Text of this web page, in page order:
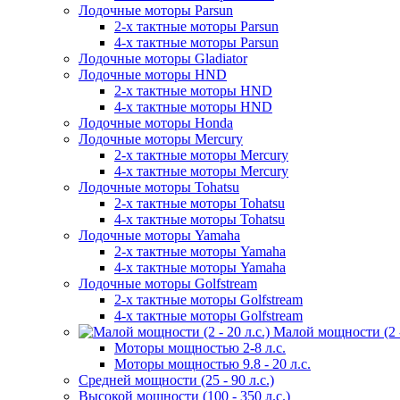
Лодочные моторы Parsun
2-х тактные моторы Parsun
4-х тактные моторы Parsun
Лодочные моторы Gladiator
Лодочные моторы HND
2-х тактные моторы HND
4-х тактные моторы HND
Лодочные моторы Honda
Лодочные моторы Mercury
2-х тактные моторы Mercury
4-х тактные моторы Mercury
Лодочные моторы Tohatsu
2-х тактные моторы Tohatsu
4-х тактные моторы Tohatsu
Лодочные моторы Yamaha
2-х тактные моторы Yamaha
4-х тактные моторы Yamaha
Лодочные моторы Golfstream
2-х тактные моторы Golfstream
4-х тактные моторы Golfstream
Малой мощности (2
Моторы мощностью 2-8 л.с.
Моторы мощностью 9.8 - 20 л.с.
Средней мощности (25 - 90 л.с.)
Высокой мощности (100 - 350 л.с.)